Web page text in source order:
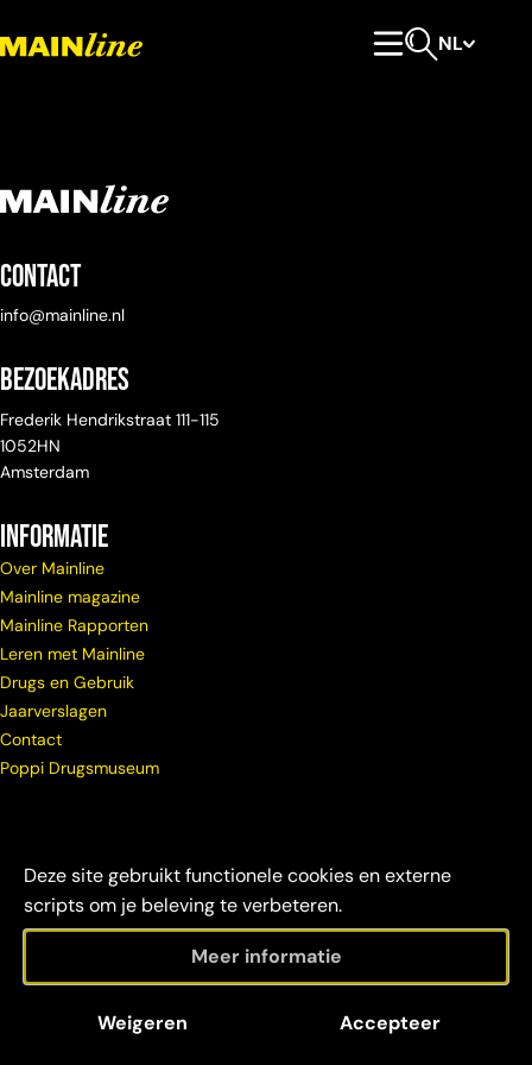
Deze site gebruikt functionele cookies en externe
scripts om je beleving te verbeteren.
Meer informatie
Weigeren Accepteer
NL
Contact
info@mainline.nl
Bezoekadres
Frederik Hendrikstraat 111-115
1052HN
Amsterdam
Informatie
Over Mainline
Mainline magazine
Mainline Rapporten
Leren met Mainline
Drugs en Gebruik
Jaarverslagen
Contact
Poppi Drugsmuseum
Mainline 2026
verantwoordelijkheid
credits